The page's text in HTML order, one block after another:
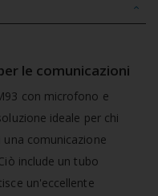
le comunicazioni
con microfono e
ideale per chi
comunicazione
include un tubo
un'eccellente